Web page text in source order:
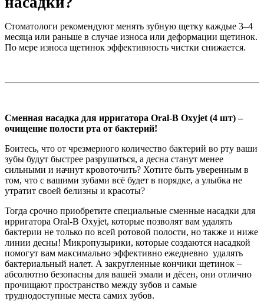
Стоматологи рекомендуют менять зубную щетку каждые 3–4
месяца или раньше в случае износа или деформации щетинок.
По мере износа щетинок эффективность чистки снижается.
Сменная насадка для ирригатора Oral-B Oxyjet (4 шт) –
очищение полости рта от бактерий!
Боитесь, что от чрезмерного количество бактерий во рту ваши
зубы будут быстрее разрушаться, а десна станут менее
сильными и начнут кровоточить? Хотите быть уверенным в
том, что с вашими зубами всё будет в порядке, а улыбка не
утратит своей белизны и красоты?
Тогда срочно приобретите специальные сменные насадки для
ирригатора Oral-B Oxyjet, которые позволят вам удалять
бактерии не только по всей ротовой полости, но также и ниже
линии десны! Микропузырики, которые создаются насадкой
помогут вам максимально эффективно ежедневно удалять
бактериальный налет. А закругленные кончики щетинок –
абсолютно безопасны для вашей эмали и дёсен, они отлично
прочищают пространство между зубов и самые
труднодоступные места самих зубов.